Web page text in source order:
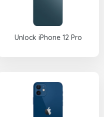
Unlock iPhone 12 Pro